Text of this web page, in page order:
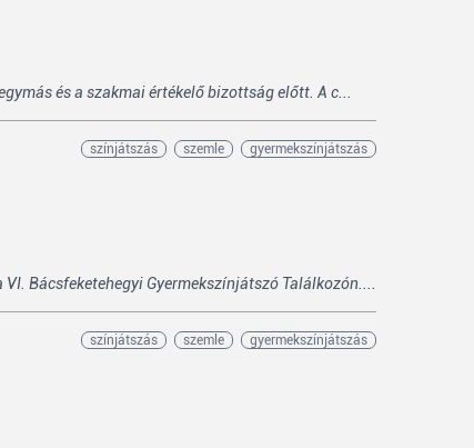
és a szakmai értékelő bizottság előtt. A c...
színjátszás szemle gyermekszínjátszás
Bácsfeketehegyi Gyermekszínjátszó Találkozón....
színjátszás szemle gyermekszínjátszás